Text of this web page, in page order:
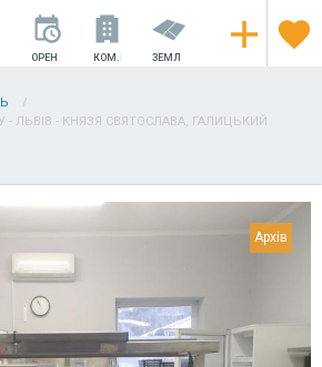
ОРЕНДА КОМ.НЕРУХОМІСТЬ
ЗЕМЛЯ
- ЛЬВІВ - КНЯЗЯ СВЯТОСЛАВА, ГАЛИЦЬКИЙ